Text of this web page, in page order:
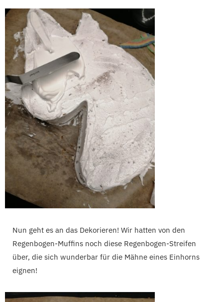
Nun geht es an das Dekorieren! Wir hatten von den
Regenbogen-Muffins noch diese Regenbogen-Streifen
über, die sich wunderbar für die Mähne eines Einhorns
eignen!